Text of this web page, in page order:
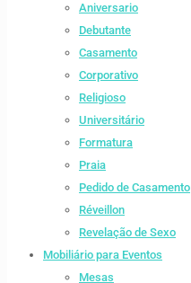
Aniversario
Debutante
Casamento
Corporativo
Religioso
Universitário
Formatura
Praia
Pedido de Casamento
Réveillon
Revelação de Sexo
Mobiliário para Eventos
Mesas